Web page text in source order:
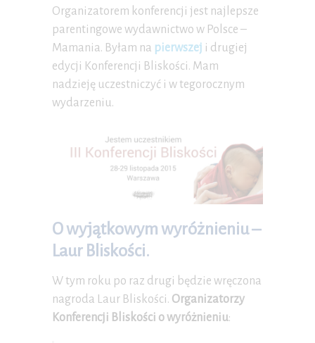
Organizatorem konferencji jest najlepsze
parentingowe wydawnictwo w Polsce –
Mamania. Byłam na pierwszej i drugiej
edycji Konferencji Bliskości. Mam
nadzieję uczestniczyć i w tegorocznym
wydarzeniu.
O wyjątkowym wyróżnieniu –
Laur Bliskości.
W tym roku po raz drugi będzie wręczona
nagroda Laur Bliskości. Organizatorzy
Konferencji Bliskości o wyróżnieniu: